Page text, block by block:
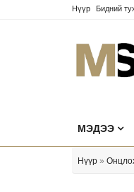
Нүүр Бидний
МЭДЭЭ
Нүүр »